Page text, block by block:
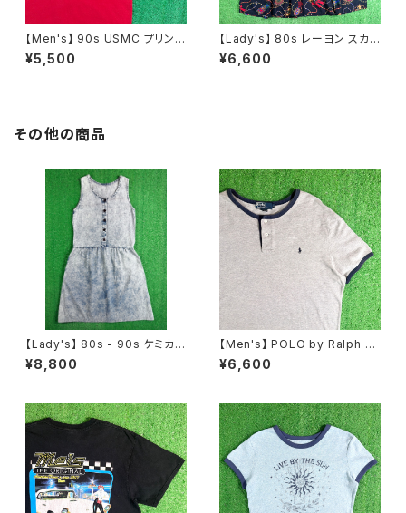
【Men's】 90s USMC プリント
Tシャツ / アメリカ製 USA製 9
0年代 ティーシャツ T-Shirt 古
¥5,500
【Lady's】 80s レーヨン スカ
ーフ柄 スカート / 80年代 古着
レディース 総柄 2266
¥6,600
その他の商品
【Lady's】 80s - 90s ケミカル
ウォッシュ ノースリーブ ワンピ
ース / 80年代 90年代 古着 ワ
¥8,800
【Men's】 POLO by Ralph La
uren 鹿の子素材 ヘンリーネッ
ク トップス / ラルフローレン ポ
¥6,600